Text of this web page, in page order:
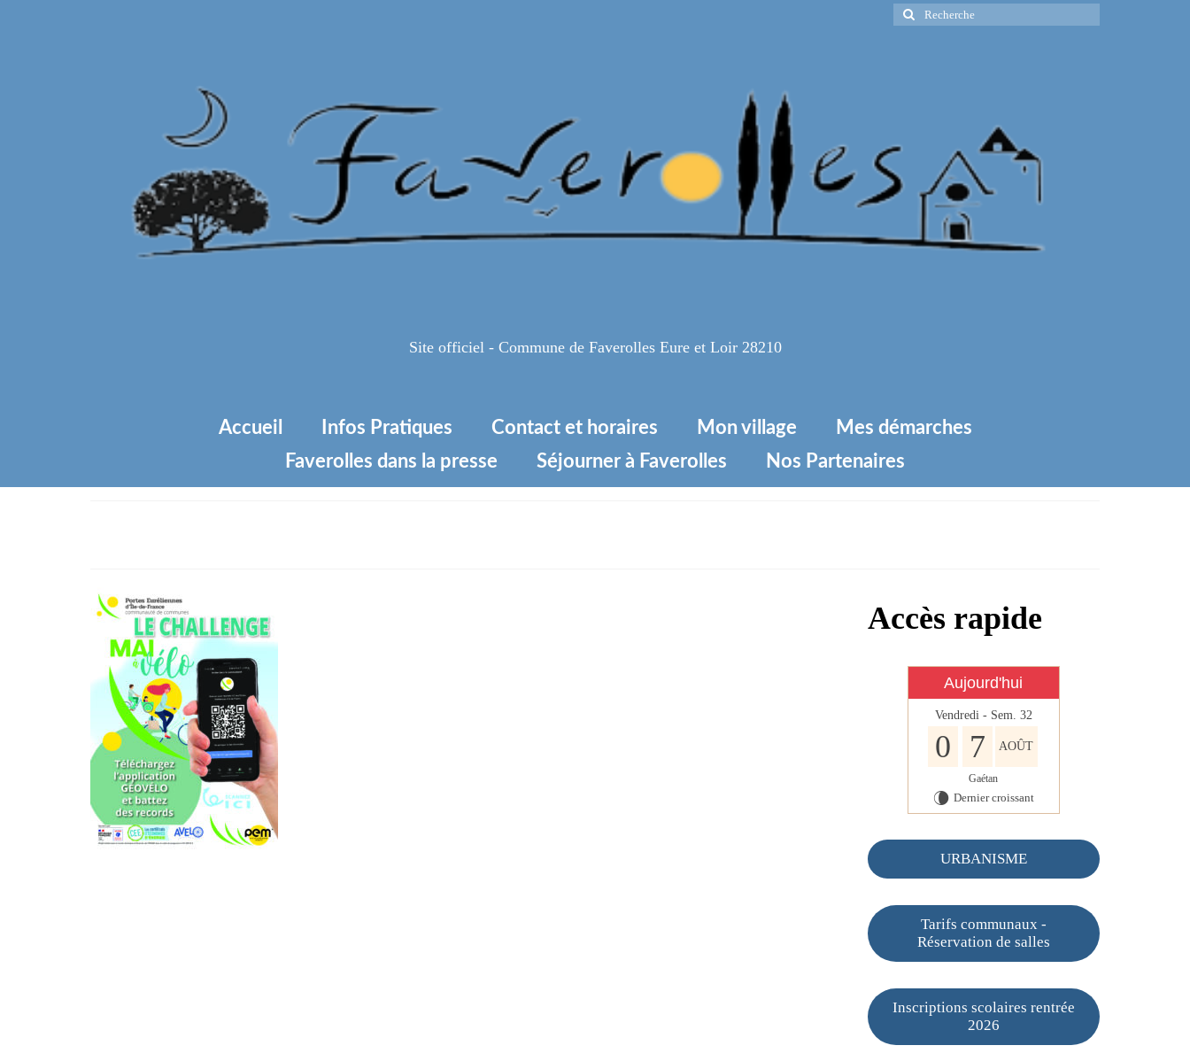
Rechercher
:
Site officiel - Commune de Faverolles Eure et Loir 28210
Accueil Infos Pratiques Contact et horaires Mon village
Mes démarches
Faverolles dans la presse
Séjourner à Faverolles Nos Partenaires
Accès rapide
Aujourd'hui
Vendredi - Sem. 32
0 7 AOÛT
Gaétan
V Dernier croissant
URBANISME
Tarifs communaux -
Réservation de salles
Inscriptions scolaires rentrée
2026